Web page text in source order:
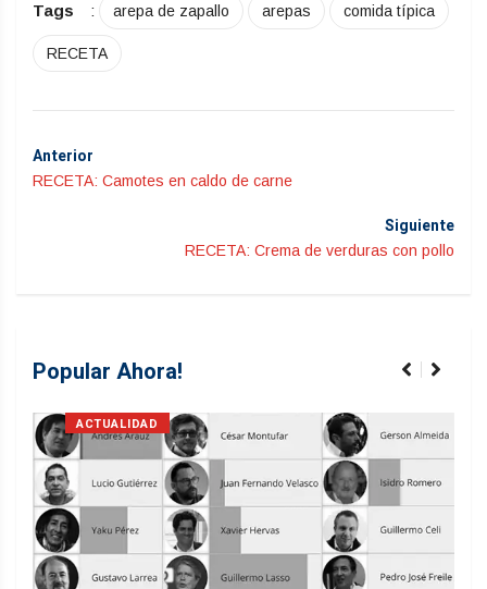
Tags : arepa de zapallo arepas comida típica
RECETA
Anterior
RECETA: Camotes en caldo de carne
Siguiente
RECETA: Crema de verduras con pollo
Popular Ahora!
ACTUALIDAD